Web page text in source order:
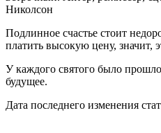
Николсон
Подлинное счастье стоит
платить высокую цену,
У каждого святого было
будущее.
Дата последнего изменения